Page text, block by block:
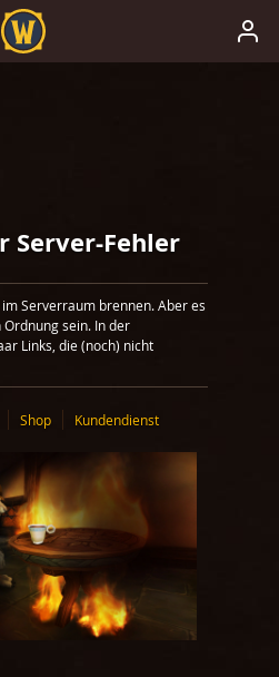
Server-Fehler
Serverraum brennen. Aber es
sein. In der
Links, die (noch) nicht
Shop Kundendienst